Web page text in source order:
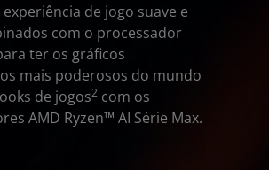
de jogo suave e
com o processador
ter os gráficos
mais poderosos do mundo
de jogos2 com os
AMD Ryzen™ AI Série Max.